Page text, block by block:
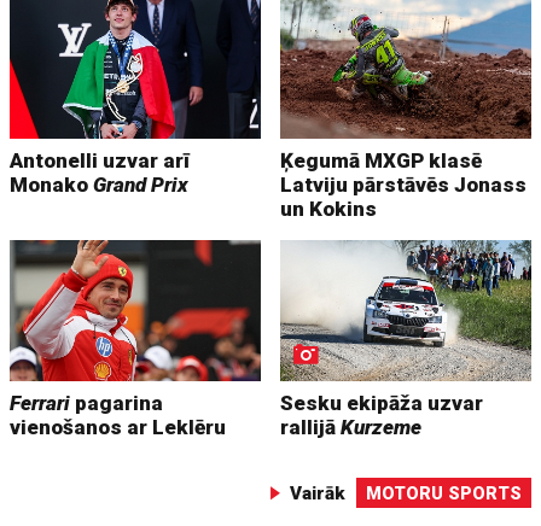
Antonelli uzvar arī
MonakoGrand Prix
Ķegumā MXGP klasē
Latviju pārstāvēs Jonass
un Kokins
Ferrari pagarina
vienošanos ar Leklēru
Sesku ekipāža uzvar
rallijāKurzeme
Vairāk MOTORU SPORTS